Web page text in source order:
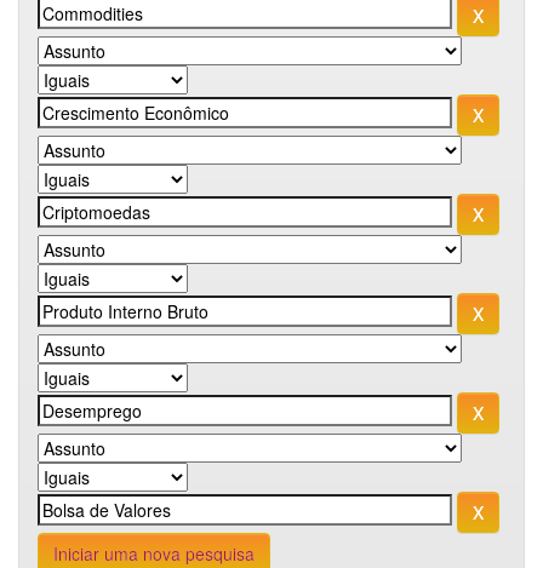
Iniciar uma nova pesquisa